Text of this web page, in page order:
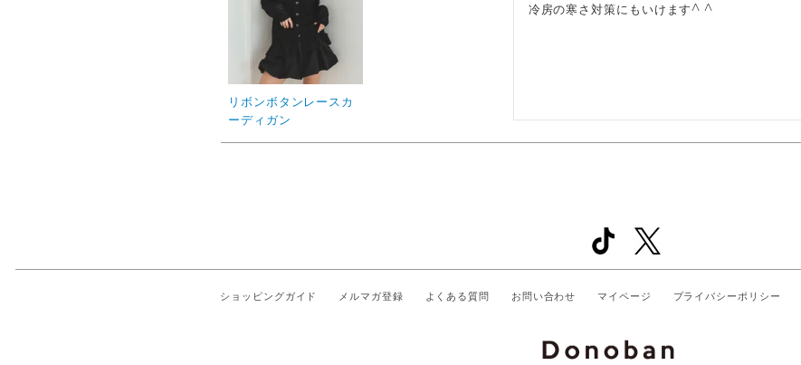
リボンボタンレースカ
ーディガン
冷房の寒さ対策にもいけます^ ^
ショッピングガイド メルマガ登録 よくある質問 お問い合わせ マイページ プライバシーポリシー